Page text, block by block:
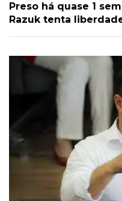
Preso há quase 1
Razuk tenta